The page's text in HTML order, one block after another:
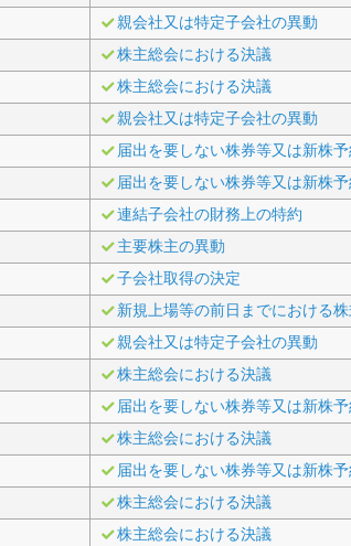
親会社又は特定子会社の異動
株主総会における決議
株主総会における決議
親会社又は特定子会社の異動
届出を要しない株券等又は新株
届出を要しない株券等又は新株
連結子会社の財務上の特約
主要株主の異動
子会社取得の決定
新規上場等の前日までにおける
親会社又は特定子会社の異動
株主総会における決議
届出を要しない株券等又は新株
株主総会における決議
届出を要しない株券等又は新株
株主総会における決議
株主総会における決議